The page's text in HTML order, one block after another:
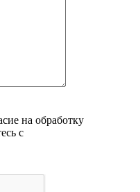
на обработку
c